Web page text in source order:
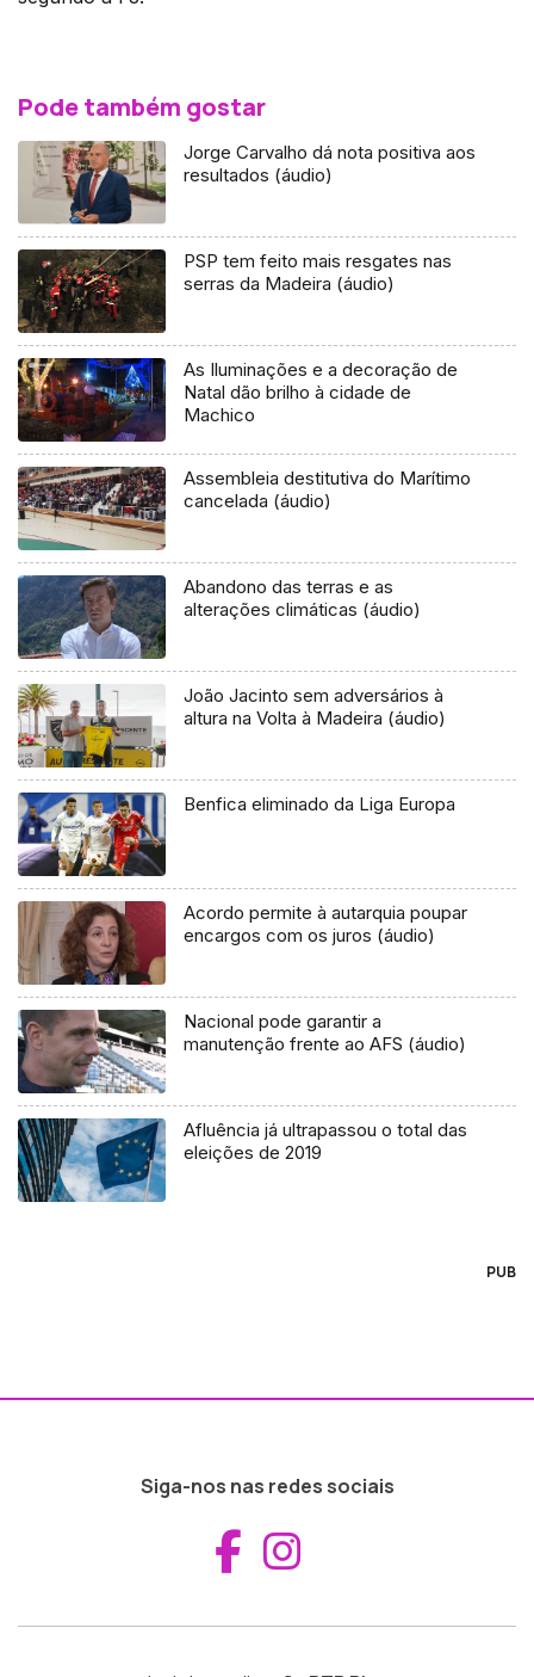
Pode também gostar
Jorge Carvalho dá nota positiva aos
resultados (áudio)
PSP tem feito mais resgates nas
serras da Madeira (áudio)
As Iluminações e a decoração de
Natal dão brilho à cidade de
Machico
Assembleia destitutiva do Marítimo
cancelada (áudio)
Abandono das terras e as
alterações climáticas (áudio)
João Jacinto sem adversários à
altura na Volta à Madeira (áudio)
Benfica eliminado da Liga Europa
Acordo permite à autarquia poupar
encargos com os juros (áudio)
Nacional pode garantir a
manutenção frente ao AFS (áudio)
Afluência já ultrapassou o total das
eleições de 2019
PUB
Siga-nos nas redes sociais
Aceder ao